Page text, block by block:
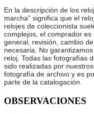
En la descripción de los
marcha” significa que el
relojes de coleccionista
complejos, el comprador
general, revisión, cambio
necesaria. No
reloj. Todas las fotografías
sido realizadas por
fotografía de archivo y es
parte de la catalogación.
OBSERVACIONES